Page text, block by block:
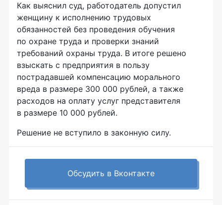
Как выяснил суд, работодатель допустил
женщину к исполнению трудовых
обязанностей без проведения обучения
по охране труда и проверки знаний
требований охраны труда. В итоге решено
взыскать с предприятия в пользу
пострадавшей компенсацию морального
вреда в размере 300 000 рублей, а также
расходов на оплату услуг представителя
в размере 10 000 рублей.
Решение не вступило в законную силу.
Обсудить в Вконтакте